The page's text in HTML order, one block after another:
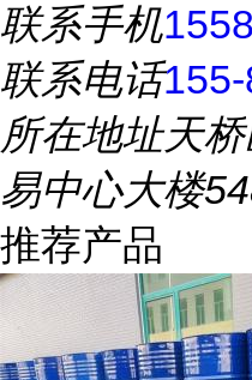
联系手机
联系电话
所在地址天
易中心大楼
推荐产品